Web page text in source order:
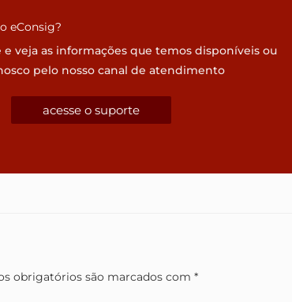
eConsig?
e veja as informações que temos disponíveis ou
pelo nosso canal de atendimento
acesse o suporte
obrigatórios são marcados com *